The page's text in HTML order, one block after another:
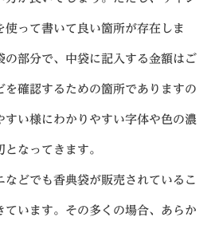
って書いて良い箇所が存在しま
の部分で、中袋に記入する金額はご
を確認するための箇所でありますの
すい様にわかりやすい字体や色の濃
なってきます。
などでも香典袋が販売されているこ
ています。その多くの場合、あらか